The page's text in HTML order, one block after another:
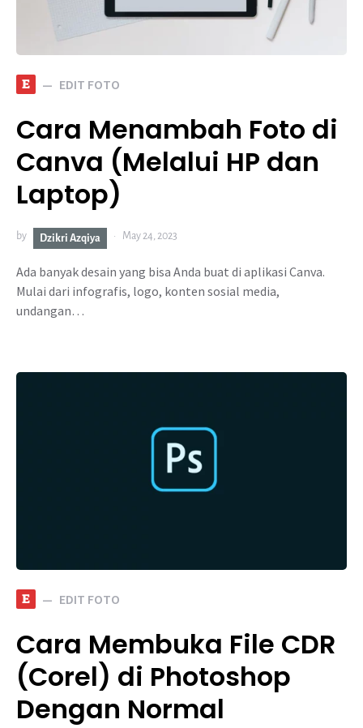
E EDIT FOTO
Cara Menambah Foto di
Canva (Melalui HP dan
Laptop)
by Dzikri Azqiya May 24, 2023
Ada banyak desain yang bisa Anda buat di aplikasi Canva.
Mulai dari infografis, logo, konten sosial media,
undangan…
E EDIT FOTO
Cara Membuka File CDR
(Corel) di Photoshop
Dengan Normal